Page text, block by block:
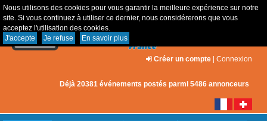
Nous utilisons des cookies pour vous garantir la meilleure expérience sur notre
site. Si vous continuez à utiliser ce dernier, nous considérerons que vous
acceptez l'utilisation des cookies.
J'accepte
Je refuse En savoir plus
Créer un compte | Connexion
Déjà 20381 événements postés parmi 5486 annonceurs